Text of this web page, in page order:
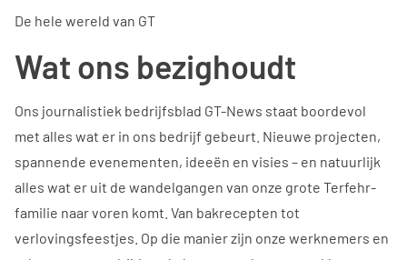
De hele wereld van GT
Wat ons bezighoudt
Ons journalistiek bedrijfsblad GT-News staat boordevol
met alles wat er in ons bedrijf gebeurt. Nieuwe projecten,
spannende evenementen, ideeën en visies – en natuurlijk
alles wat er uit de wandelgangen van onze grote Terfehr-
familie naar voren komt. Van bakrecepten tot
verlovingsfeestjes. Op die manier zijn onze werknemers en